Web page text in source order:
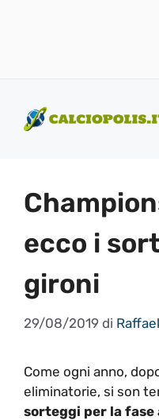
contenuto
ecco i
gironi
29/08/2019 di
Come ogni anno,
eliminatorie, si son
sorteggi per la fase